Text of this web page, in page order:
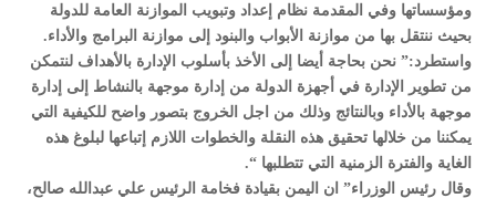
ومؤسساتها وفي المقدمة نظام إعداد وتبويب الموازنة العامة للدولة
بحيث ننتقل بها من موازنة الأبواب والبنود إلى موازنة البرامج والأداء.
واستطرد:” نحن بحاجة أيضا إلى الأخذ بأسلوب الإدارة بالأهداف لنتمكن
من تطوير الإدارة في أجهزة الدولة من إدارة موجهة بالنشاط إلى إدارة
موجهة بالأداء وبالنتائج وذلك من اجل الخروج بتصور واضح للكيفية التي
يمكننا من خلالها تحقيق هذه النقلة والخطوات اللازم إتباعها لبلوغ هذه
الغاية والفترة الزمنية التي تتطلبها “.
وقال رئيس الوزراء” ان اليمن بقيادة فخامة الرئيس علي عبدالله صالح،